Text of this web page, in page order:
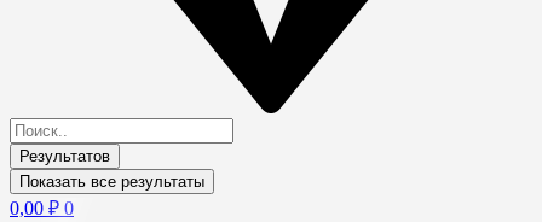
Результатов
Показать все результаты
0,00 ₽ 0